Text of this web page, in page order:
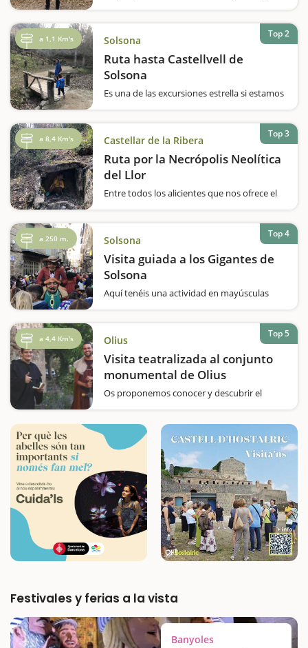
durante un recorrido llano y siempre junto al
agua.En época de calor, el entorno del
pantano es también un lugar ideal para ir a…
a 1,1 Km's Solsona
Ruta hasta Castellvell de
Solsona
Es una de las excursiones estrella si estamos
tendremos vistas privilegiadas de Solsona y
de la comarca, porque pasaremos por
puntos…
Top 2
a 8,4 Km's Castellar de la Ribera
Ruta por la Necrópolis Neolítica
del Llor
Entre todos los alicientes que nos ofrece el
y a las diferentes necrópolis repartidas por la
comarca.Nosotros os proponemos hacer
una ruta por la Necrópolis Neolítica…
Top 3
a 250 m. Solsona
Visita guiada a los Gigantes de
Solsona
Aquí tenéis una actividad en mayúsculas
los gigantes de la ciudad, que salen durante
la Fiesta Mayor, y los gigantes del Carnaval;
una festividad que en la…
Top 4
a 4,4 Km's Olius
Visita teatralizada al conjunto
monumental de Olius
Os proponemos conocer y descubrir el
entusiasmará a los niños. Y lo haremos con
una visita teatralizada, de la mano de
personajes importantes en la historia…
Top 5
Festivales y ferias a la vista
Banyoles